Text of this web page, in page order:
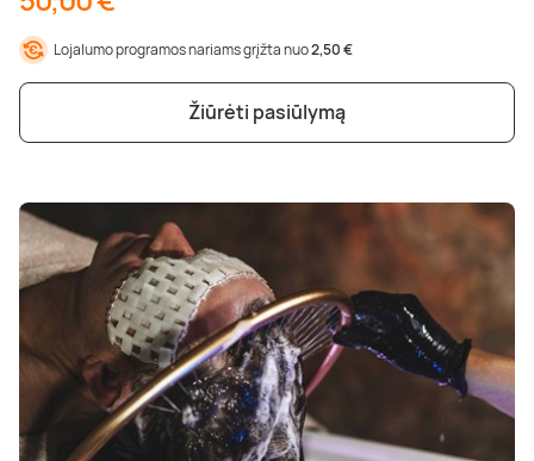
Lojalumo programos nariams grįžta nuo2,50 €
Žiūrėti pasiūlymą